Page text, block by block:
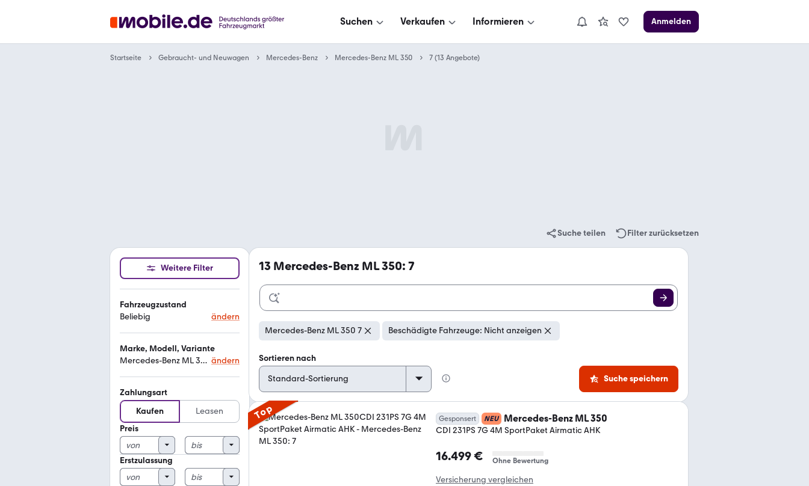
Suchen Verkaufen Informieren Anmelden
Startseite Gebraucht- und Neuwagen Mercedes-Benz Mercedes-Benz ML 350 7 (13 Angebote)
Suche teilen Filter zurücksetzen
Weitere Filter
Fahrzeugzustand
Beliebig
ändern
Marke, Modell, Variante
Mercedes-Benz ML 350 7 ändern
Zahlungsart
Kaufen
Leasen
Preis
Erstzulassung
13 Mercedes-Benz ML 350: 7
Mercedes-Benz ML 350 7 Beschädigte Fahrzeuge: Nicht anzeigen
Sortieren nach
Suche speichern
Top Gesponsert NEU Mercedes-Benz ML 350
CDI 231PS 7G 4M SportPaket Airmatic AHK
16.499 € Ohne Bewertung
Versicherung vergleichen